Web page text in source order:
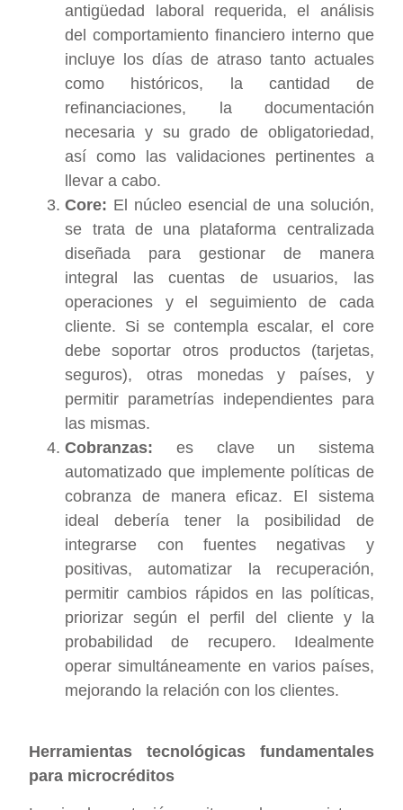
antigüedad laboral requerida, el análisis
del comportamiento financiero interno que
incluye los días de atraso tanto actuales
como históricos, la cantidad de
refinanciaciones, la documentación
necesaria y su grado de obligatoriedad,
así como las validaciones pertinentes a
llevar a cabo.
Core: El núcleo esencial de una solución,
se trata de una plataforma centralizada
diseñada para gestionar de manera
integral las cuentas de usuarios, las
operaciones y el seguimiento de cada
cliente. Si se contempla escalar, el core
debe soportar otros productos (tarjetas,
seguros), otras monedas y países, y
permitir parametrías independientes para
las mismas.
Cobranzas: es clave un sistema
automatizado que implemente políticas de
cobranza de manera eficaz. El sistema
ideal debería tener la posibilidad de
integrarse con fuentes negativas y
positivas, automatizar la recuperación,
permitir cambios rápidos en las políticas,
priorizar según el perfil del cliente y la
probabilidad de recupero. Idealmente
operar simultáneamente en varios países,
mejorando la relación con los clientes.
Herramientas tecnológicas fundamentales
para microcréditos